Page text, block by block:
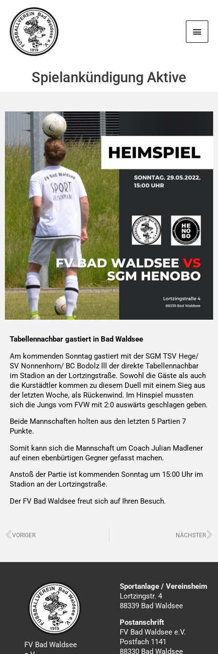
Inhalt
springen
Spielankündigung Aktive
Tabellennachbar gastiert in Bad Waldsee
Am kommenden Sonntag gastiert mit der SGM TSV Hege/
SV Nonnenhorn/ BC Bodolz lll der direkte Tabellennachbar
im Stadion an der Lortzingstraße. Sowohl die Gäste als auch
die Kurstädtler kommen zu diesem Duell mit einem Sieg aus
der letzten Woche, als Rückenwind. Im Hinspiel mussten
sich die Jungs vom FVW mit 2:0 auswärts geschlagen geben.
Beide Mannschaften holten aus den letzten 5 Partien 7
Punkte.
Somit kann sich die Mannschaft um Coach Julian Madlener
auf einen ebenbürtigen Gegner gefasst machen.
Anstoß der Partie ist kommenden Sonntag um 15:00 Uhr im
Stadion an der Lortzingstraße.
Der FV Bad Waldsee freut sich auf Ihren Besuch.
Zurück
VORIGER NÄCHSTER
FV Bad Waldsee
Sportanlage / Vereinsheim
Lortzingstr. 4
88339 Bad Waldsee
Postanschrift
FV Bad Waldsee e.V.
Postfach 1141
88330 Bad Waldsee